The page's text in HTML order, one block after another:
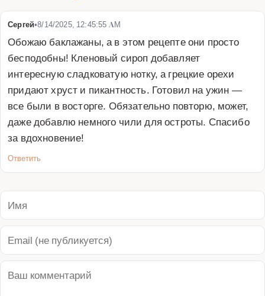
Сергей•8/14/2025, 12:45:55 AM
Обожаю баклажаны, а в этом рецепте они просто
бесподобны! Кленовый сироп добавляет
интересную сладковатую нотку, а грецкие орехи
придают хруст и пикантность. Готовил на ужин —
все были в восторге. Обязательно повторю, может,
даже добавлю немного чили для остроты. Спасибо
за вдохновение!
Ответить